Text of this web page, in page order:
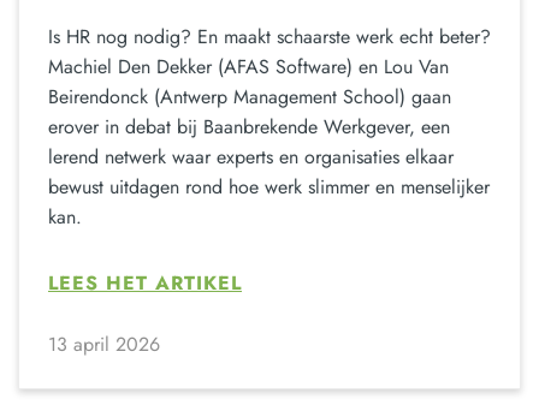
Is HR nog nodig? En maakt schaarste werk echt beter?
Machiel Den Dekker (AFAS Software) en Lou Van
Beirendonck (Antwerp Management School) gaan
erover in debat bij Baanbrekende Werkgever, een
lerend netwerk waar experts en organisaties elkaar
bewust uitdagen rond hoe werk slimmer en menselijker
kan.
LEES HET ARTIKEL
13 april 2026